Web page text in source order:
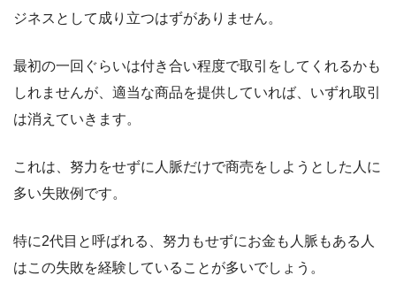
ジネスとして成り立つはずがありません。
最初の一回ぐらいは付き合い程度で取引をしてくれるかも
しれませんが、適当な商品を提供していれば、いずれ取引
は消えていきます。
これは、努力をせずに人脈だけで商売をしようとした人に
多い失敗例です。
特に2代目と呼ばれる、努力もせずにお金も人脈もある人
はこの失敗を経験していることが多いでしょう。